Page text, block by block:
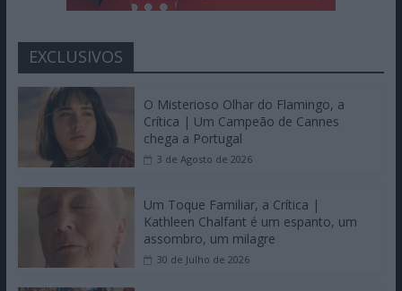
EXCLUSIVOS
O Misterioso Olhar do Flamingo, a
Crítica | Um Campeão de Cannes
chega a Portugal
3 de Agosto de 2026
Um Toque Familiar, a Crítica |
Kathleen Chalfant é um espanto, um
assombro, um milagre
30 de Julho de 2026